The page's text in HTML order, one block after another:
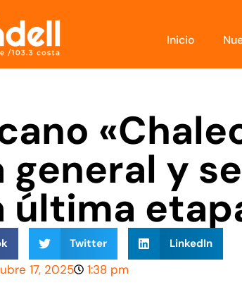
Inicio
general y
última
Twitter LinkedIn
17, 2025 1:38 pm